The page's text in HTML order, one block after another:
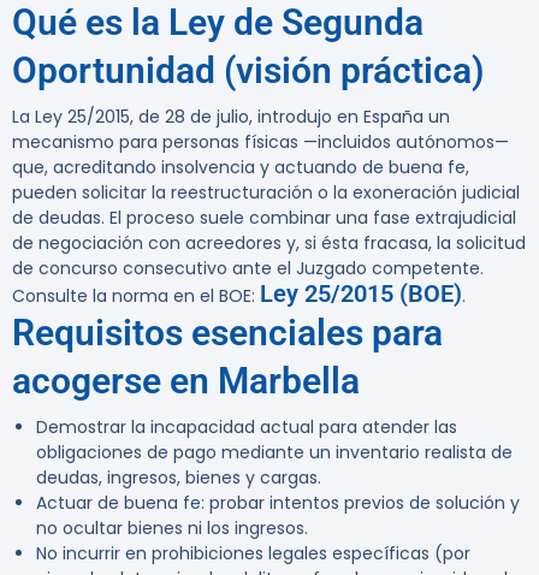
Qué es la Ley de Segunda
Oportunidad (visión práctica)
La Ley 25/2015, de 28 de julio, introdujo en España un
mecanismo para personas físicas —incluidos autónomos—
que, acreditando insolvencia y actuando de buena fe,
pueden solicitar la reestructuración o la exoneración judicial
de deudas. El proceso suele combinar una fase extrajudicial
de negociación con acreedores y, si ésta fracasa, la solicitud
de concurso consecutivo ante el Juzgado competente.
Consulte la norma en el BOE: Ley 25/2015 (BOE).
Requisitos esenciales para
acogerse en Marbella
Demostrar la incapacidad actual para atender las
obligaciones de pago mediante un inventario realista de
deudas, ingresos, bienes y cargas.
Actuar de buena fe: probar intentos previos de solución y
no ocultar bienes ni los ingresos.
No incurrir en prohibiciones legales específicas (por